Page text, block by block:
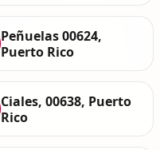
Peñuelas 00624,
Puerto Rico
Ciales, 00638, Puerto
Rico